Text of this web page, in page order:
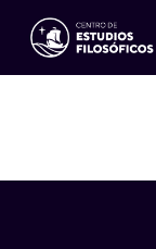
Eventos